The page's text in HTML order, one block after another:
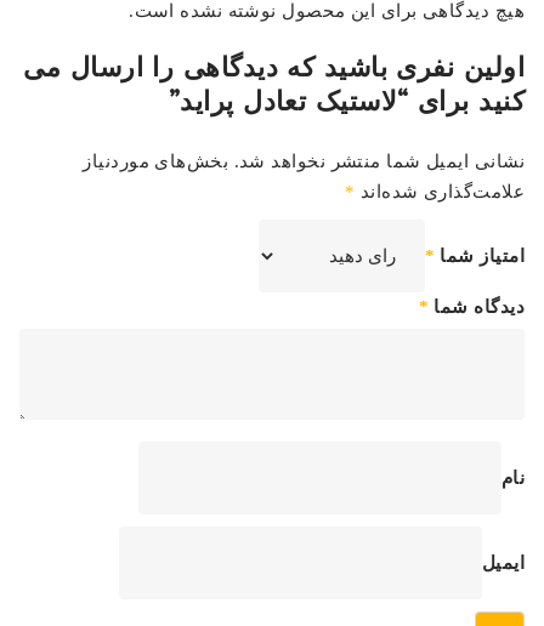
هیچ دیدگاهی برای این محصول نوشته نشده است.
اولین نفری باشید که دیدگاهی را ارسال می
کنید برای “لاستیک تعادل پراید”
نشانی ایمیل شما منتشر نخواهد شد. بخش‌های موردنیاز
علامت‌گذاری شده‌اند *
امتیاز شما *
دیدگاه شما *
نام
ایمیل